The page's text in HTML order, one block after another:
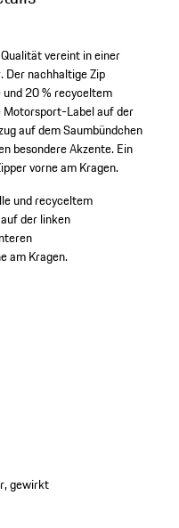
vereint in einer
nachhaltige Zip
20 % recyceltem
Motorsport-Label auf der
auf dem Saumbündchen
besondere Akzente. Ein
vorne am Kragen.
und recyceltem
der linken
am Kragen.
gewirkt